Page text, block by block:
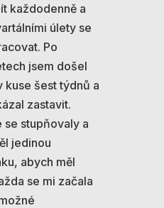
každodenně a
úlety se
Po
jsem došel
kuse šest týdnů a
zastavit.
se stupňovaly a
jedinou
abych měl
se mi začala